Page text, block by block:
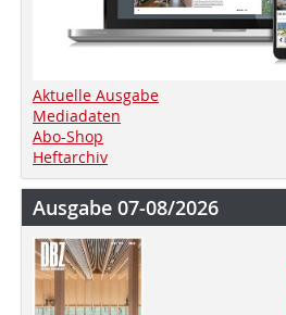
Aktuelle Ausgabe
Mediadaten
Abo-Shop
Heftarchiv
Ausgabe 07-08/2026